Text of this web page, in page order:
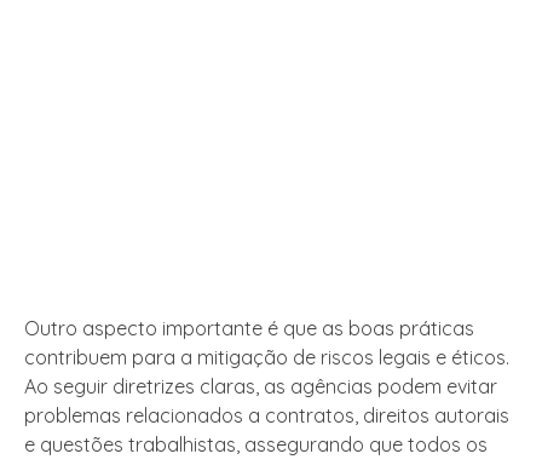
Outro aspecto importante é que as boas práticas
contribuem para a mitigação de riscos legais e éticos.
Ao seguir diretrizes claras, as agências podem evitar
problemas relacionados a contratos, direitos autorais
e questões trabalhistas, assegurando que todos os